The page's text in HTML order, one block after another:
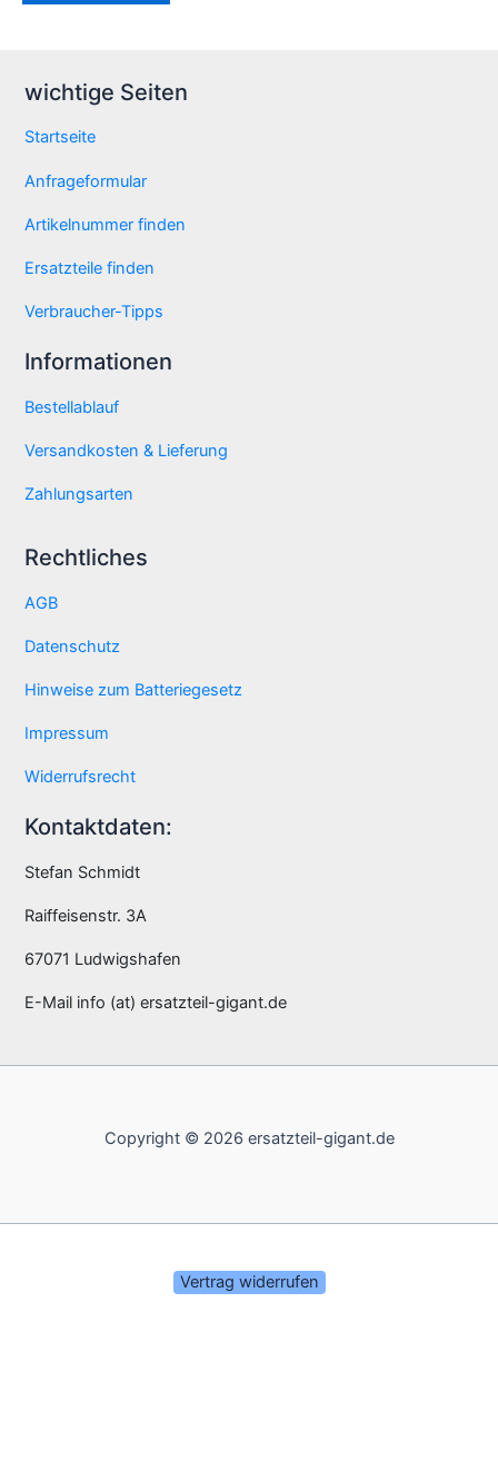
wichtige Seiten
Startseite
Anfrageformular
Artikelnummer finden
Ersatzteile finden
Verbraucher-Tipps
Informationen
Bestellablauf
Versandkosten & Lieferung
Zahlungsarten
Rechtliches
AGB
Datenschutz
Hinweise zum Batteriegesetz
Impressum
Widerrufsrecht
Kontaktdaten:
Stefan Schmidt
Raiffeisenstr. 3A
67071 Ludwigshafen
E-Mail info (at) ersatzteil-gigant.de
Copyright © 2026 ersatzteil-gigant.de
Vertrag widerrufen